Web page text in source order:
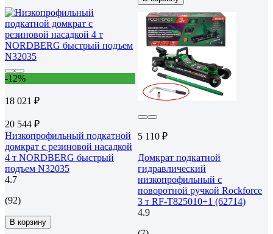
-12%
18 021 ₽
20 544 ₽
Низкопрофильный подкатной
домкрат с резиновой насадкой
4 т NORDBERG быстрый
подъем N32035
4.7
(92)
В корзину
5 110 ₽
Домкрат подкатной
гидравлический
низкопрофильный с
поворотной ручкой Rockforce
3 т RF-T825010+1 (62714)
4.9